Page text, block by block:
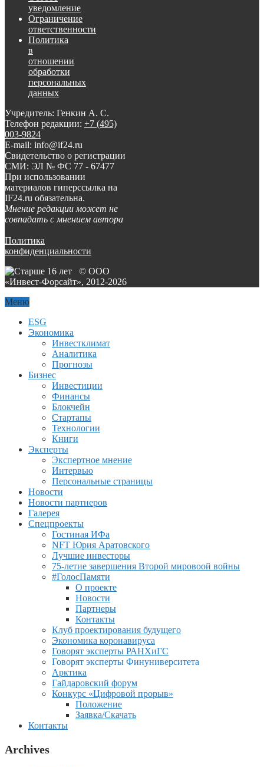
уведомление
Ограничение
ответственности
Политика
в
отношении
обработки
персональных
данных
Учредитель: Генкин А. С.
Телефон редакции: +7 (495)
003-9824
E-mail: info@if24.ru
Свидетельство о регистрации
СМИ: ЭЛ № ФС 77 - 67477
При использовании
материалов гиперссылка на
IF24.ru обязательна.
Мнение редакции может не
совпадать с мнением автора
Политика
конфиденциальности
© ООО
«Инвест-Форсайт», 2012-2026
Меню
ESG
Экономика
Инвестклимат
Аналитика
Прогнозы
Бизнес
Инвестиции
Финансы
Блокчейн
Стартапы
Технологии
Книги
Эксперты
Экспертное мнение
Интервью
Персональные страницы
Новости
Новости партнеров
Галерея
Спецпроекты
Гостиная ИФа
NFT Юрия Аратовского
Лучшие инвесторы
75-летие завершения Второй мировоой войны
#ГолосПамяти
О проекте
Новости
Партнеры
Контакты
Клуб проектирования будущего
Экономика коронавируса
Говорят эксперты РАНХиГС
Говорят эксперты Финуниверситета
Арктика
Гайдаровский форум
Конкурс «Цифровой прорыв»
Положение
Заявка/Скачать
Контакты
Archives